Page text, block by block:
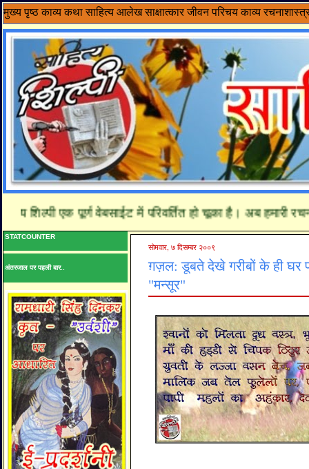
मुख्य पृष्ठ काव्य कथा साहित्य आलेख साक्षात्कार जीवन परिचय काव्य
एक पूर्ण वेबसाईट में परिवर्तित हो चूका है। अब हमारी
STATCOUNTER
अंतरजाल पर पहली बार..
सोमवार, ७ दिसम्बर २००९
ग़ज़ल: डूबते देखे गरीबों के ही घर
"मन्सूर"